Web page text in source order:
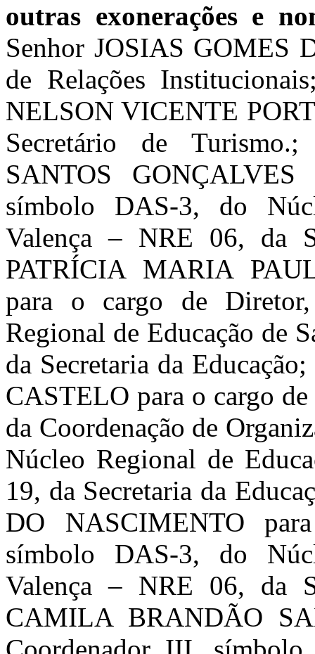
outras exonerações e
Senhor JOSIAS GOMES
de Relações
NELSON VICENTE
Secretário de
SANTOS
símbolo DAS-3, do
Valença – NRE 06, da
PATRÍCIA MARIA
para o cargo de
Regional de Educação de
da Secretaria da
CASTELO para o cargo
da Coordenação de
Núcleo Regional de
19, da Secretaria da
DO NASCIMENTO
símbolo DAS-3, do
Valença – NRE 06, da
CAMILA BRANDÃO